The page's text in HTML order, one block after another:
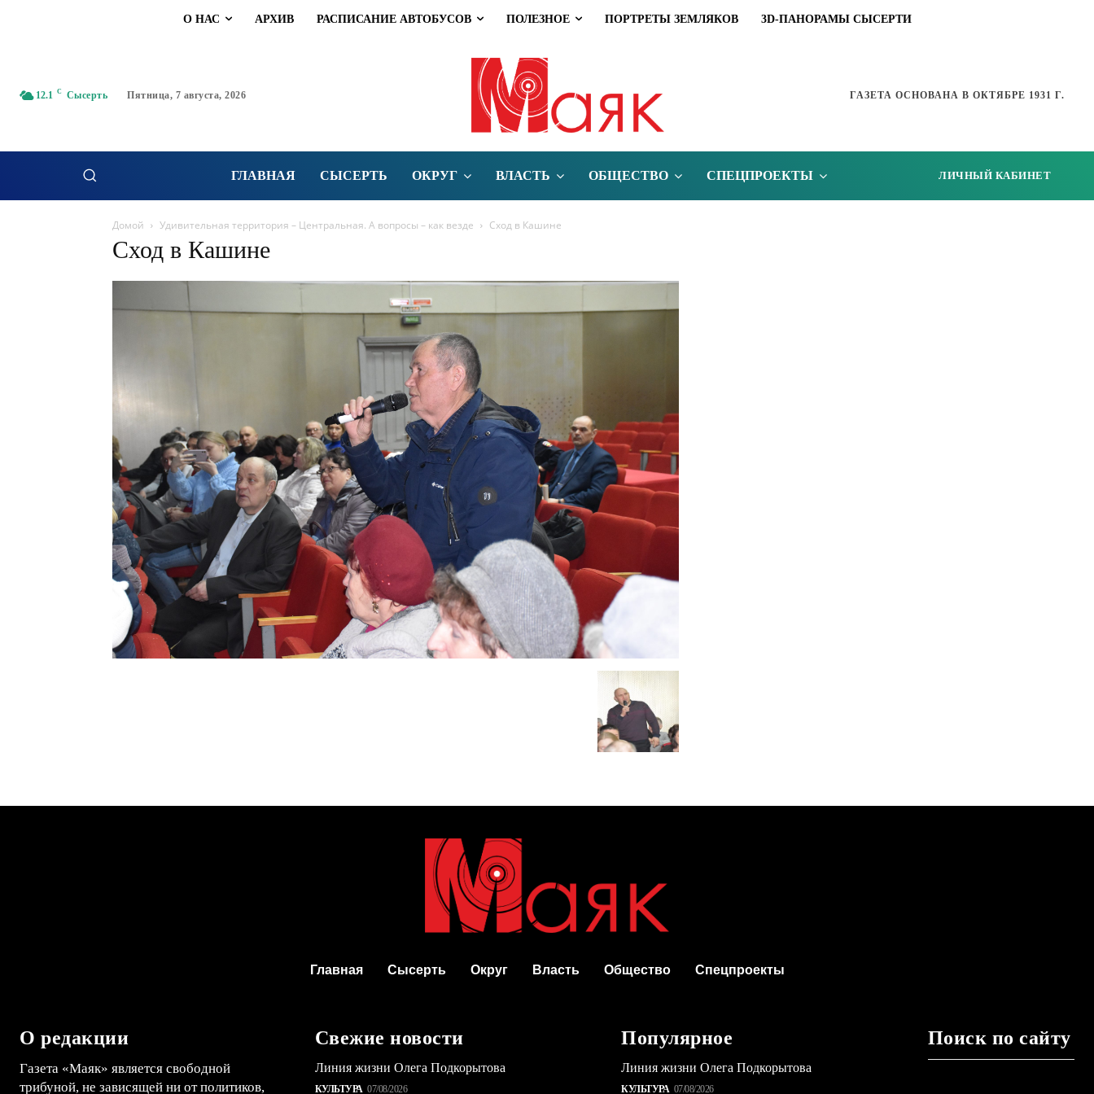
О НАС АРХИВ РАСПИСАНИЕ АВТОБУСОВ ПОЛЕЗНОЕ ПОРТРЕТЫ ЗЕМЛЯКОВ 3D-ПАНОРАМЫ СЫСЕРТИ
12.1 C Сысерть Пятница, 7 августа, 2026 ГАЗЕТА ОСНОВАНА В ОКТЯБРЕ 1931 Г.
ГЛАВНАЯ СЫСЕРТЬ ОКРУГ ВЛАСТЬ ОБЩЕСТВО СПЕЦПРОЕКТЫ ЛИЧНЫЙ КАБИНЕТ
Домой Удивительная территория – Центральная. А вопросы – как везде Сход в Кашине
Сход в Кашине
Главная Сысерть Округ Власть Общество Спецпроекты
О редакции
Газета «Маяк» является свободной
трибуной, не зависящей ни от политиков,
Свежие новости
Линия жизни Олега Подкорытова
КУЛЬТУРА 07/08/2026
Популярное
Линия жизни Олега Подкорытова
КУЛЬТУРА 07/08/2026
Поиск по сайту